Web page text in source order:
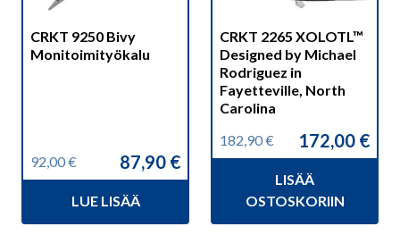
CRKT 9250 Bivy
Monitoimityökalu
92,00€
Alkuperäinen
hinta
92,00 €.
87,90 €
Nykyinen
hinta
87,90 €.
LUE LISÄÄ
CRKT 2265 XOLOTL™
Designed by Michael
Rodriguez in
Fayetteville, North
Carolina
182,90€
Alkuperäinen
hinta
182,90 €.
172,00 €
Nykyinen
hinta
172,00 €.
LISÄÄ
OSTOSKORIIN